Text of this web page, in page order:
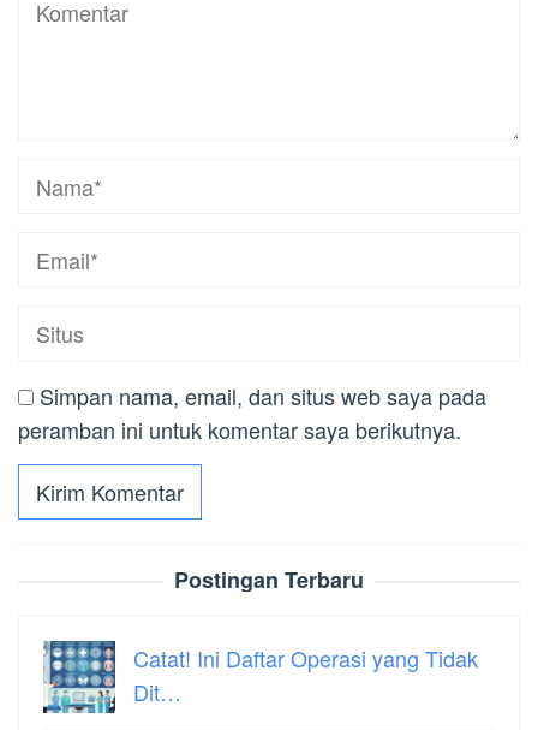
Simpan nama, email, dan situs web saya pada
peramban ini untuk komentar saya berikutnya.
Postingan Terbaru
Catat! Ini Daftar Operasi yang Tidak
Dit…